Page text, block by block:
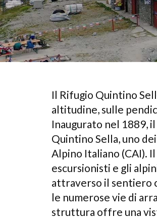
Il Rifugio Quintino
altitudine, sulle
Inaugurato nel 1889,
Quintino Sella, uno
Alpino Italiano (CAI).
escursionisti e gli
attraverso il sentiero
le numerose vie di
struttura offre una